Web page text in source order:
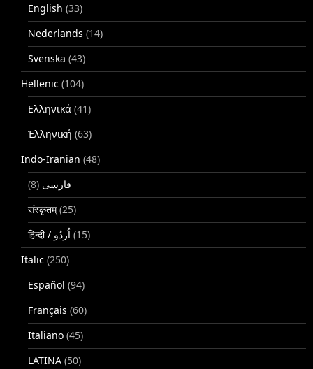
English (33)
Nederlands (14)
Svenska (43)
Hellenic (104)
Ελληνικά (41)
Ἑλληνική (63)
Indo-Iranian (48)
فارسی (8)
संस्कृतम्(25)
(15)
Italic (250)
Español (94)
Français (60)
Italiano (45)
LATINA (50)